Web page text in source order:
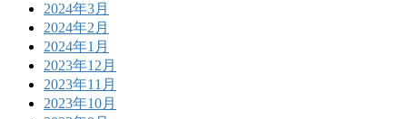
2024年3月
2024年2月
2024年1月
2023年12月
2023年11月
2023年10月